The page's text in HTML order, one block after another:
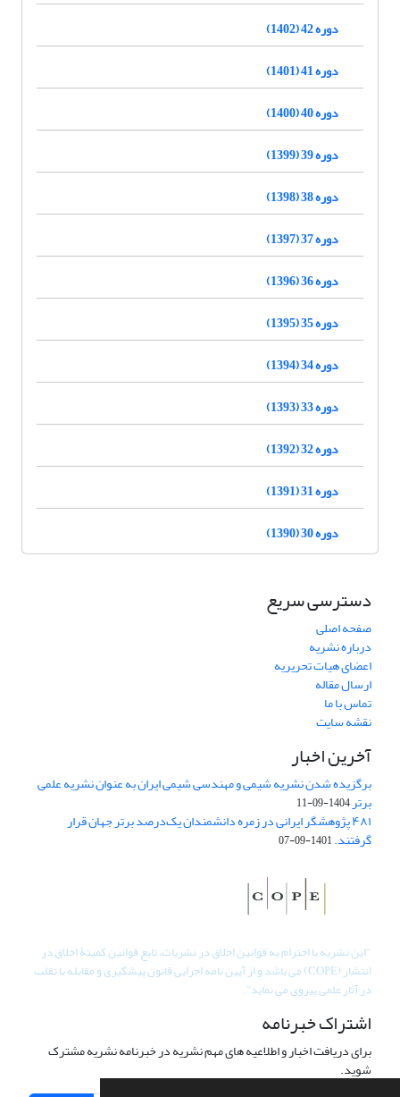
دوره 42 (1402)
دوره 41 (1401)
دوره 40 (1400)
دوره 39 (1399)
دوره 38 (1398)
دوره 37 (1397)
دوره 36 (1396)
دوره 35 (1395)
دوره 34 (1394)
دوره 33 (1393)
دوره 32 (1392)
دوره 31 (1391)
دوره 30 (1390)
دسترسی سریع
صفحه اصلی
درباره نشریه
اعضای هیات تحریریه
ارسال مقاله
تماس با ما
نقشه سایت
آخرین اخبار
برگزیده شدن نشریه شیمی و مهندسی شیمی ایران به عنوان نشریه علمی
برتر1404-09-11
۴۸۱ پژوهشگر ایرانی در زمره دانشمندان یک‌درصد برتر جهان قرار
گرفتند.1401-09-07
"این نشریه با احترام به قوانین اخلاق در نشریات، تابع قوانین کمیتۀ اخلاق در
انتشار (COPE) می باشد و از آیین نامه اجرایی قانون پیشگیری و مقابله با تقلب
در آثار علمی پیروی می نماید".
اشتراک خبرنامه
برای دریافت اخبار و اطلاعیه های مهم نشریه در خبرنامه نشریه مشترک
شوید.